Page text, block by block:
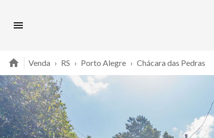
Venda › RS › Porto Alegre › Chácara das Pedras